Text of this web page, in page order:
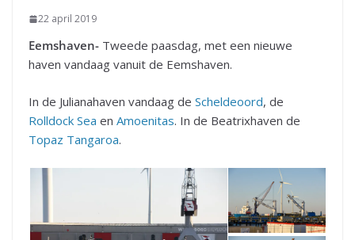
22 april 2019
Eemshaven- Tweede paasdag, met een nieuwe
haven vandaag vanuit de Eemshaven.
In de Julianahaven vandaag de Scheldeoord, de
Rolldock Sea en Amoenitas. In de Beatrixhaven de
Topaz Tangaroa.